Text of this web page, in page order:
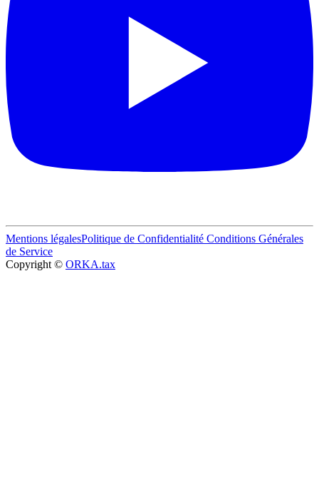
Mentions légalesPolitique de Confidentialité Conditions Générales
de Service
Copyright © ORKA.tax